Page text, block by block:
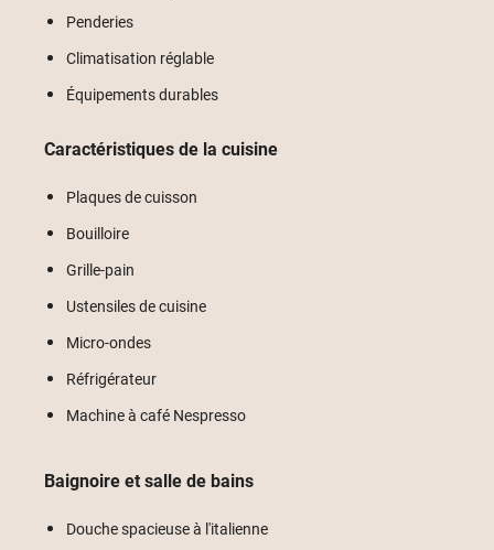
Penderies
Climatisation réglable
Équipements durables
Caractéristiques de la cuisine
Plaques de cuisson
Bouilloire
Grille-pain
Ustensiles de cuisine
Micro-ondes
Réfrigérateur
Machine à café Nespresso
Baignoire et salle de bains
Douche spacieuse à l'italienne